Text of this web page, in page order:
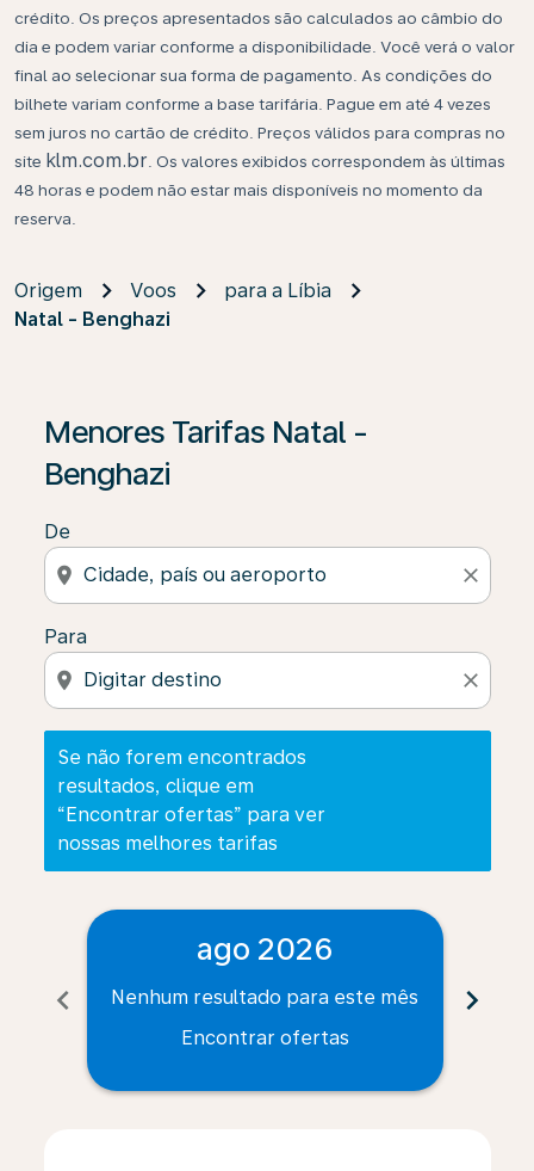
crédito. Os preços apresentados são calculados ao câmbio do
dia e podem variar conforme a disponibilidade. Você verá o valor
final ao selecionar sua forma de pagamento. As condições do
bilhete variam conforme a base tarifária. Pague em até 4 vezes
sem juros no cartão de crédito. Preços válidos para compras no
site klm.com.br . Os valores exibidos correspondem às últimas
48 horas e podem não estar mais disponíveis no momento da
reserva.
Origem Voos
para a Líbia
Natal - Benghazi
Menores Tarifas Natal -
Benghazi
De
location_on close
Para
location_on close
Se não forem encontrados
resultados, clique em
“Encontrar ofertas” para ver
nossas melhores tarifas
Se não forem encontrados resultados, clique em
chevron_left
ago 2026
Nenhum resultado para este mês
Encontrar ofertas
chevron_right